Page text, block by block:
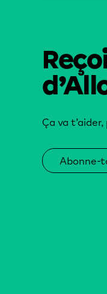
Ça va t’aider,
Abonne-